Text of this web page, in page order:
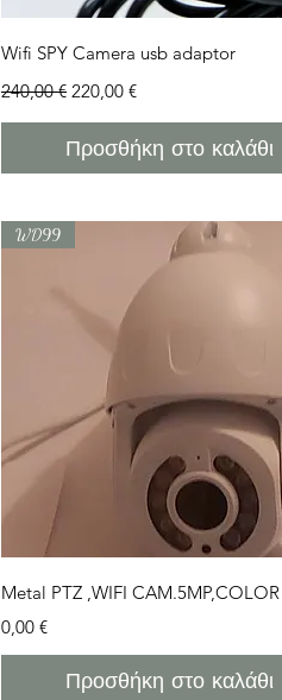
Γρήγορη προβολή
Wifi SPY Camera usb adaptor
Κανονική τιμή
240,00 € Τιμή Έκπτωσης
220,00 €
Προσθήκη στο καλάθι
Γρήγορη προβολή
WD99
Metal PTZ ,WIFI CAM.5MP,COLOR
Τιμή
0,00 €
Προσθήκη στο καλάθι